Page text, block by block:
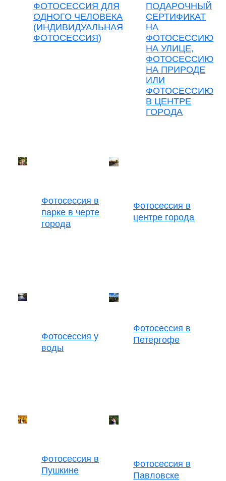
ФОТОСЕССИЯ ДЛЯ
ОДНОГО ЧЕЛОВЕКА
(ИНДИВИДУАЛЬНАЯ
ФОТОСЕССИЯ)
ПОДАРОЧНЫЙ
СЕРТИФИКАТ
НА
ФОТОСЕССИЮ
НА УЛИЦЕ,
ФОТОСЕССИЮ
НА ПРИРОДЕ
ИЛИ
ФОТОСЕССИЮ
В ЦЕНТРЕ
ГОРОДА
Фотосессия в
парке в черте
города
Фотосессия в
центре города
Фотосессия у
воды
Фотосессия в
Петергофе
Фотосессия в
Пушкине
Фотосессия в
Павловске